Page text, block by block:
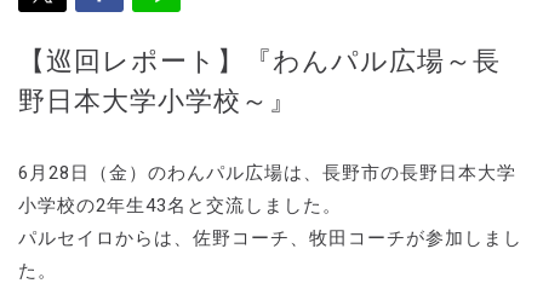
【巡回レポート】『わんパル広場～長
野日本大学小学校～』
6月28日（金）のわんパル広場は、長野市の長野日本大学
小学校の2年生43名と交流しました。
パルセイロからは、佐野コーチ、牧田コーチが参加しまし
た。